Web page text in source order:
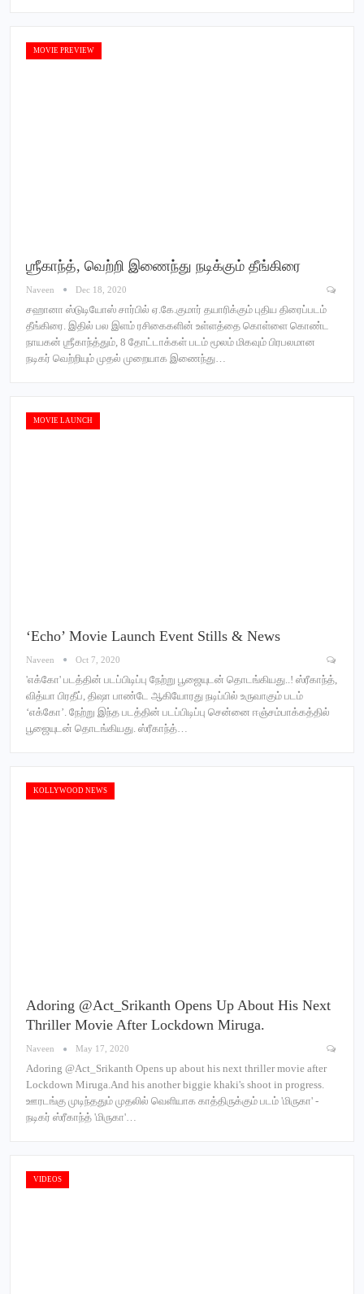
MOVIE PREVIEW
ஶ்ரீகாந்த், வெற்றி இணைந்து நடிக்கும் தீங்கிரை
Naveen Dec 18, 2020
சஹானா ஸ்டுடியோஸ் சார்பில் ஏ.கே.குமார் தயாரிக்கும் புதிய திரைப்படம்
தீங்கிரை. இதில் பல இளம் ரசிகைகளின் உள்ளத்தை கொள்ளை கொண்ட
நாயகன் ஶ்ரீகாந்த்தும், 8 தோட்டாக்கள் படம் மூலம் மிகவும் பிரபலமான
நடிகர் வெற்றியும் முதல் முறையாக இணைந்து…
MOVIE LAUNCH
‘Echo’ Movie Launch Event Stills & News
Naveen Oct 7, 2020
'எக்கோ' படத்தின் படப்பிடிப்பு நேற்று பூஜையுடன் தொடங்கியது..! ஸ்ரீகாந்த்,
வித்யா பிரதீப், திஷா பாண்டே ஆகியோரது நடிப்பில் உருவாகும் படம்
‘எக்கோ’. நேற்று இந்த படத்தின் படப்பிடிப்பு சென்னை ஈஞ்சம்பாக்கத்தில்
பூஜையுடன் தொடங்கியது. ஸ்ரீகாந்த்…
KOLLYWOOD NEWS
Adoring @Act_Srikanth Opens Up About His Next
Thriller Movie After Lockdown Miruga.
Naveen May 17, 2020
Adoring @Act_Srikanth Opens up about his next thriller movie after
Lockdown Miruga.And his another biggie khaki's shoot in progress.
ஊரடங்கு முடிந்ததும் முதலில் வெளியாக காத்திருக்கும் படம் 'மிருகா' -
நடிகர் ஸ்ரீகாந்த் 'மிருகா'…
VIDEOS